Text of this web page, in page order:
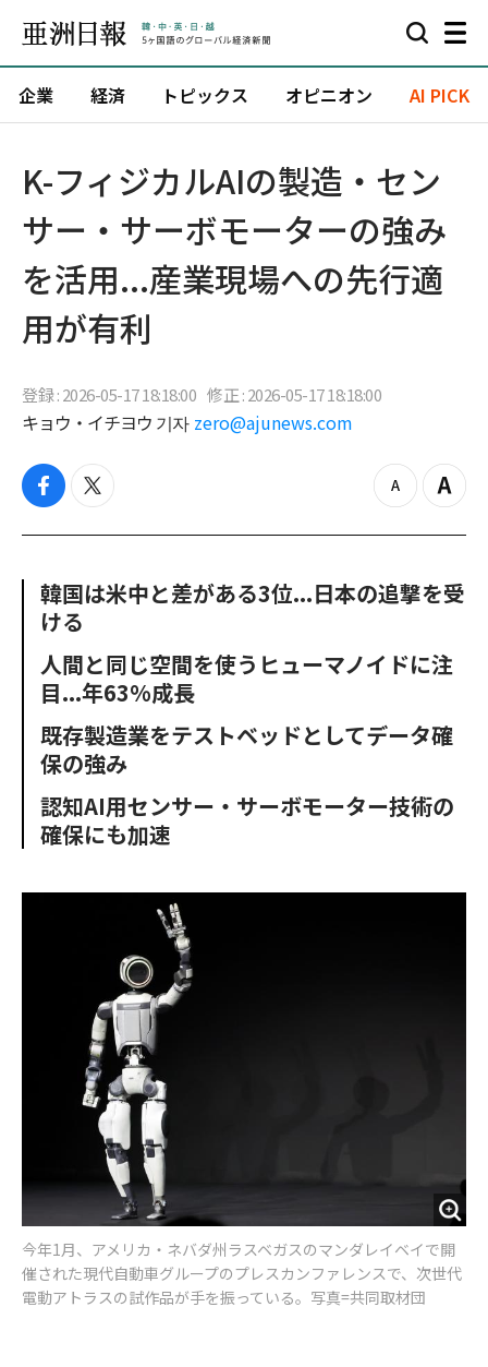
企業 経済 トピックス オピニオン AI PICK
K-フィジカルAIの製造・セン
サー・サーボモーターの強み
を活用...産業現場への先行適
用が有利
登録 : 2026-05-17 18:18:00 修正 : 2026-05-17 18:18:00
キョウ・イチヨウ 기자 zero@ajunews.com
f
c
o
o
t
i
e
z
o
u
Z
o
n
韓国は米中と差がある3位...日本の追撃を受
ける
人間と同じ空間を使うヒューマノイドに注
目...年63%成長
既存製造業をテストベッドとしてデータ確
保の強み
認知AI用センサー・サーボモーター技術の
確保にも加速
今年1月、アメリカ・ネバダ州ラスベガスのマンダレイベイで開
催された現代自動車グループのプレスカンファレンスで、次世代
電動アトラスの試作品が手を振っている。写真=共同取材団